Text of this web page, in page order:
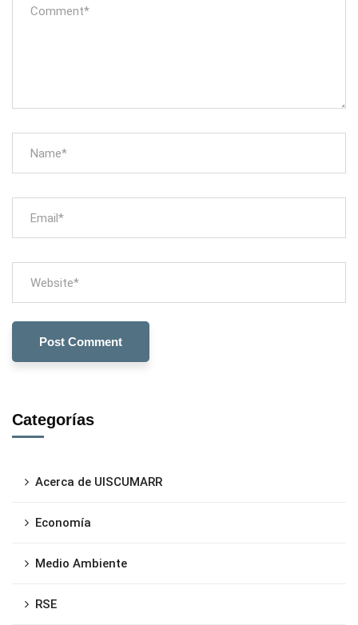
Categorías
Acerca de UISCUMARR
Economía
Medio Ambiente
RSE